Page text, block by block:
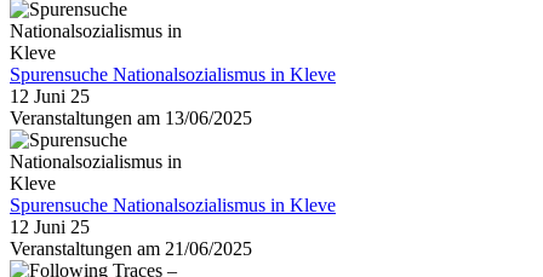
Spurensuche Nationalsozialismus in Kleve
12 Juni 25
Veranstaltungen am 13/06/2025
Spurensuche Nationalsozialismus in Kleve
12 Juni 25
Veranstaltungen am 21/06/2025